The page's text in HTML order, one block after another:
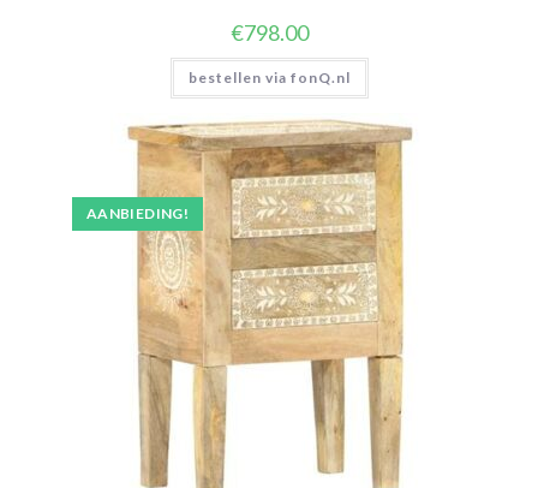
€798.00
bestellen via fonQ.nl
AANBIEDING!